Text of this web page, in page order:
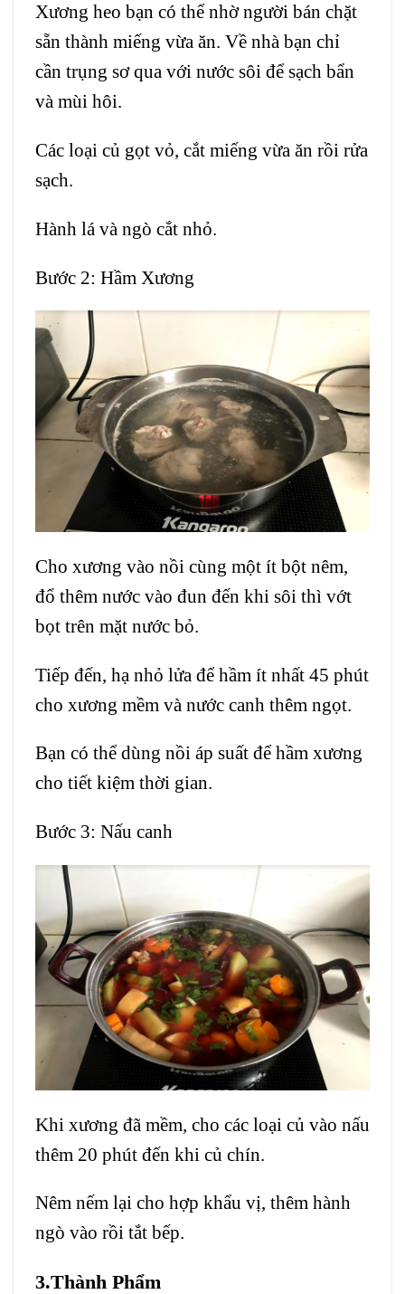
Xương heo bạn có thể nhờ người bán chặt
sẵn thành miếng vừa ăn. Về nhà bạn chỉ
cần trụng sơ qua với nước sôi để sạch bẩn
và mùi hôi.
Các loại củ gọt vỏ, cắt miếng vừa ăn rồi rửa
sạch.
Hành lá và ngò cắt nhỏ.
Bước 2: Hầm Xương
Cho xương vào nồi cùng một ít bột nêm,
đổ thêm nước vào đun đến khi sôi thì vớt
bọt trên mặt nước bỏ.
Tiếp đến, hạ nhỏ lửa để hầm ít nhất 45 phút
cho xương mềm và nước canh thêm ngọt.
Bạn có thể dùng nồi áp suất để hầm xương
cho tiết kiệm thời gian.
Bước 3: Nấu canh
Khi xương đã mềm, cho các loại củ vào nấu
thêm 20 phút đến khi củ chín.
Nêm nếm lại cho hợp khẩu vị, thêm hành
ngò vào rồi tắt bếp.
3.Thành Phẩm